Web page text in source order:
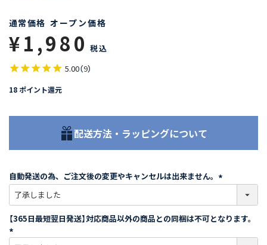
通常価格 オープン価格
¥1,980 税込
5.00（9）
18 ポイント還元
配送方法・ラッピングについて
自動発送の為、ご注文後の変更やキャンセルは出来ません。
必
須
)
【365日最短翌日発送】対応商品以外の商品との同梱は不可となります。